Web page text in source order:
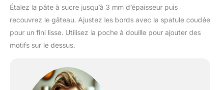
Étalez la pâte à sucre jusqu’à 3 mm d’épaisseur puis
recouvrez le gâteau. Ajustez les bords avec la spatule coudée
pour un fini lisse. Utilisez la poche à douille pour ajouter des
motifs sur le dessus.